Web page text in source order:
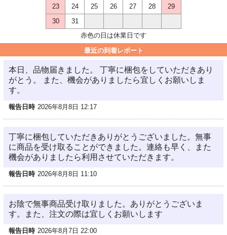
23
24 25 26 27 28
29
30
31
赤色の日は休業日です
最近の到着レポート
本日、品物届きました。 丁寧に梱包をしていただきあり
がとう。 また、機会がありましたら宜しくお願いしま
す。
報告日時 2026年8月8日 12:17
丁寧に梱包していただきありがとうございました。無事
に商品を受け取ることができました。連絡も早く、また
機会がありましたら利用させていただきます。
報告日時 2026年8月8日 11:10
お陰で無事商品受け取りました。ありがとうございま
す。また、注文の際は宜しくお願いします
報告日時 2026年8月7日 22:00